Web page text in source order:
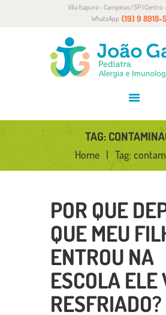
Vila Itapura - Campinas/SP |
WhatsApp (19) 9 8918-
TAG:
Home Tag:
ALERGIA E IMUNOLOGIA
CONVÊNIOS
CONTATO
POR QUE
QUE MEU
ENTROU NA
ESCOLA ELE
RESFRIADO?